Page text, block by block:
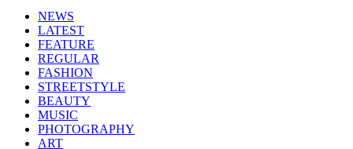
NEWS
LATEST
FEATURE
REGULAR
FASHION
STREETSTYLE
BEAUTY
MUSIC
PHOTOGRAPHY
ART